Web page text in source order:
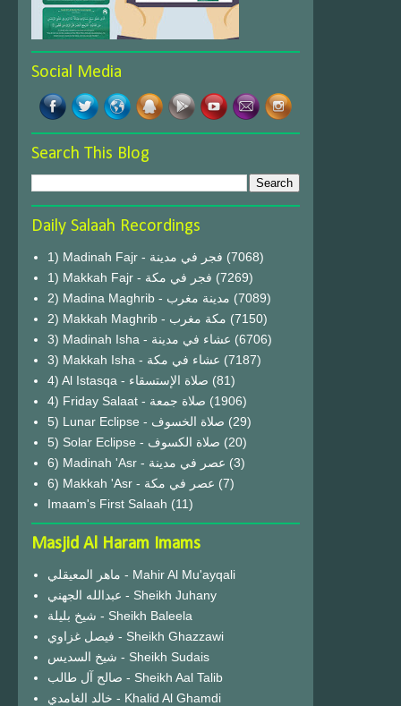
Social Media
Search This Blog
Daily Salaah Recordings
1) Madinah Fajr - فجر في مدينة (7068)
1) Makkah Fajr - فجر في مكة (7269)
2) Madina Maghrib - مدينة مغرب (7089)
2) Makkah Maghrib - مكة مغرب (7150)
3) Madinah Isha - عشاء في مدينة (6706)
3) Makkah Isha - عشاء في مكة (7187)
4) Al Istasqa - صلاة الإستسقاء (81)
4) Friday Salaat - صلاة جمعة (1906)
5) Lunar Eclipse - صلاة الخسوف (29)
(20)
6) Madinah 'Asr - عصر في مدينة (3)
6) Makkah 'Asr - عصر في مكة (7)
Imaam's First Salaah (11)
Masjid Al Haram Imams
ماهر المعيقلي - Mahir Al Mu'ayqali
عبدالله الجهني - Sheikh Juhany
شيخ بليلة - Sheikh Baleela
فيصل غزاوي - Sheikh Ghazzawi
شيخ السديس - Sheikh Sudais
صالح آل طالب - Sheikh Aal Talib
خالد الغامدي - Khalid Al Ghamdi